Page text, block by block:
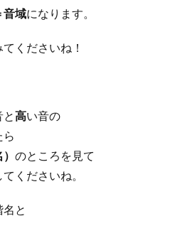
音域になります。
くださいね！
と高い音の
ら
のところを見て
くださいね。
と